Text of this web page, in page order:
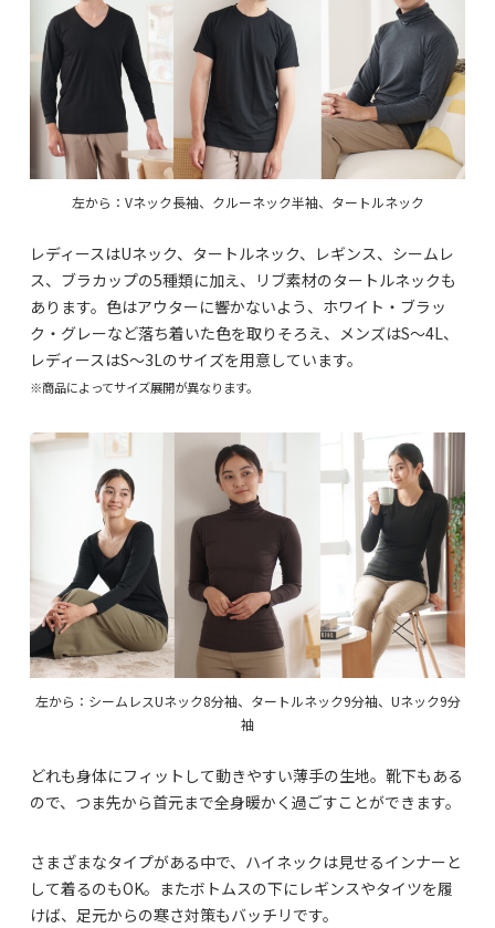
左から：Vネック長袖、クルーネック半袖、タートルネック
レディースはUネック、タートルネック、レギンス、シームレ
ス、ブラカップの5種類に加え、リブ素材のタートルネックも
あります。色はアウターに響かないよう、ホワイト・ブラッ
ク・グレーなど落ち着いた色を取りそろえ、メンズはS～4L、
レディースはS～3Lのサイズを用意しています。
※商品によってサイズ展開が異なります。
左から：シームレスUネック8分袖、タートルネック9分袖、Uネック9分
袖
どれも身体にフィットして動きやすい薄手の生地。靴下もある
ので、つま先から首元まで全身暖かく過ごすことができます。
さまざまなタイプがある中で、ハイネックは見せるインナーと
して着るのもOK。またボトムスの下にレギンスやタイツを履
けば、足元からの寒さ対策もバッチリです。